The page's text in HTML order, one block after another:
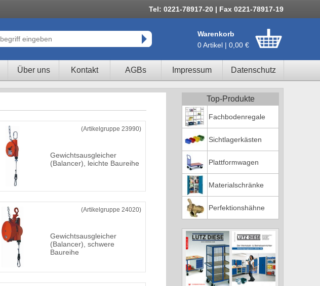
Tel: 0221-78917-20 | Fax 0221-78917-19
Warenkorb
0 Artikel | 0,00 €
Über uns Kontakt AGBs Impressum Datenschutz
(Artikelgruppe 23990)
Gewichtsausgleicher
(Balancer), leichte Baureihe
(Artikelgruppe 24020)
Gewichtsausgleicher
(Balancer), schwere
Baureihe
Top-Produkte
Fachbodenregale
Sichtlagerkästen
Plattformwagen
Materialschränke
Perfektionshähne